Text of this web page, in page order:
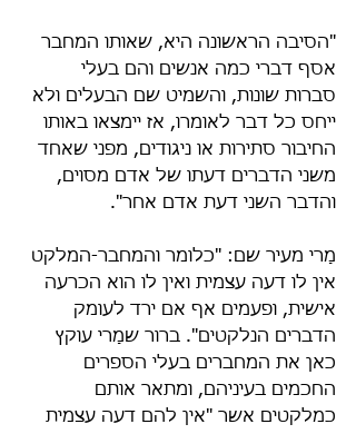
"הסיבה הראשונה היא, שאותו המחבר
אסף דברי כמה אנשים והם בעלי
סברות שונות, והשמיט שם הבעלים ולא
ייחס כל דבר לאומרו, אז יימצאו באותו
החיבור סתירות או ניגודים, מפני שאחד
משני הדברים דעתו של אדם מסוים,
והדבר השני דעת אדם אחר".
מָרי מעיר שם: "כלומר והמחבר-המלקט
אין לו דעה עצמית ואין לו הוא הכרעה
אישית, ופעמים אף אם ירד לעומק
הדברים הנלקטים". ברור שמָרי עוקץ
כאן את המחברים בעלי הספרים
החכמים בעיניהם, ומתאר אותם
כמלקטים אשר "אין להם דעה עצמית